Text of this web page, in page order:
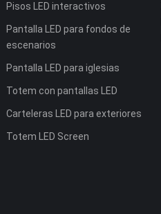
Pisos LED interactivos
Pantalla LED para fondos de
escenarios
Pantalla LED para iglesias
Totem con pantallas LED
Carteleras LED para exteriores
Totem LED Screen